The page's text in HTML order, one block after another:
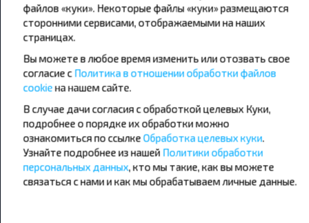
Популярные автобусные
направления
Орша - Могилёв
Минск - Несвиж
Минск - Могилёв
Минск - Пинск
Минск - Брест
Минск - Гомель
Минск - Бобруйск
Минск - Барановичи
Брест - Тересполь
Брест - Беловежская Пуща
Брест - Минск
Варшава - Минск
Санкт-Петербург - Минск
Москва - Барановичи
файлов «куки». Некоторые файлы «куки» размещаются
сторонними сервисами, отображаемыми на наших
страницах.
Вы можете в любое время изменить или отозвать свое
согласие сПолитика в отношении обработки файлов
cookieна нашем сайте.
В случае дачи согласия с обработкой целевых Куки,
подробнее о порядке их обработки можно
ознакомиться по ссылкеОбработка целевых куки.
Узнайте подробнее из нашей Политики обработки
персональных данных, кто мы такие, как вы можете
связаться с нами и как мы обрабатываем личные данные.